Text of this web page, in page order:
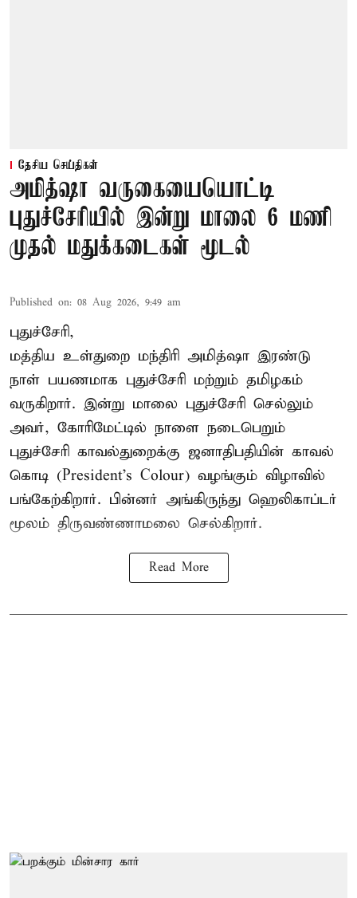
தேசிய செய்திகள்
அமித்ஷா வருகையையொட்டி
புதுச்சேரியில் இன்று மாலை 6 மணி
முதல் மதுக்கடைகள் மூடல்
Published on: 08 Aug 2026, 9:49 am
புதுச்சேரி,
மத்திய உள்துறை மந்திரி அமித்ஷா இரண்டு
நாள் பயணமாக புதுச்சேரி மற்றும் தமிழகம்
வருகிறார். இன்று மாலை புதுச்சேரி செல்லும்
அவர், கோரிமேட்டில் நாளை நடைபெறும்
புதுச்சேரி காவல்துறைக்கு ஜனாதிபதியின் காவல்
கொடி (President's Colour) வழங்கும் விழாவில்
பங்கேற்கிறார். பின்னர் அங்கிருந்து ஹெலிகாப்டர்
மூலம் திருவண்ணாமலை செல்கிறார்.
Read More